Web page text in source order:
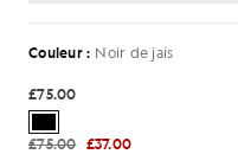
Couleur : Noir de jais
£75.00
£75.00 £37.00